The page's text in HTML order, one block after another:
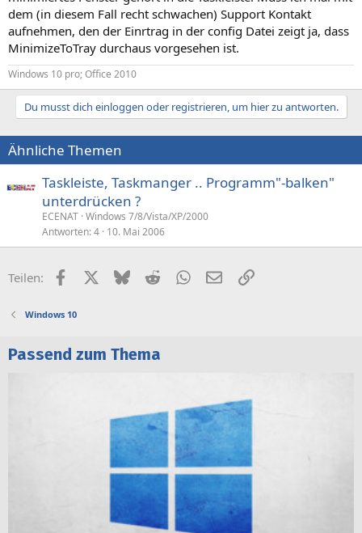
dem (in diesem Fall recht schwachen) Support Kontakt
aufnehmen, den der Einrtrag in der config Datei zeigt ja, dass
MinimizeToTray durchaus vorgesehen ist.
Windows 10 pro; Office 2010
Du musst dich einloggen oder registrieren, um hier zu antworten.
Ähnliche Themen
Taskleiste, Taskmanger .. Programm"-balken"
unterdrücken ?
ECENAT Windows 7/8/Vista/XP/2000
Antworten 4 10. Mai 2006
Teilen: FacebookX (Twitter)
BlueskyRedditWhatsApp
E-MailLink
Windows 10
Passend zum Thema